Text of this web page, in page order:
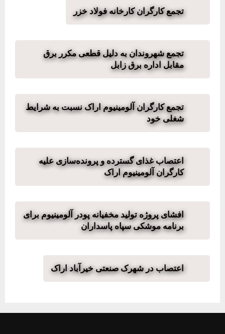
تجمع کارگران کارخانه فولاد خزر
تجمع شهروندان به دلیل قطعی مکرر برق
مقابل اداره برق زابل
تجمع کارگران آلومینیوم اراک نسبت به شرایط
شغلی خود
اعتصاب غذای گسترده و پرونده‌سازی علیه
کارگران آلومینیوم اراک
افشای پروژه تولید مخفیانه پودر آلومینیوم برای
برنامه موشکی سپاه پاسداران
اعتصاب در شهرک صنعتی خیرآباد اراک